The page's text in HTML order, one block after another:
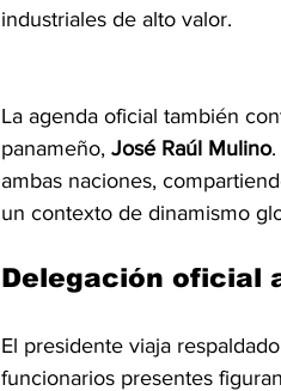
industriales de alto valor.
La agenda oficial también
panameño, José Raúl Mulino
ambas naciones,
un contexto de dinamismo
Delegación oficial
El presidente viaja
funcionarios presentes